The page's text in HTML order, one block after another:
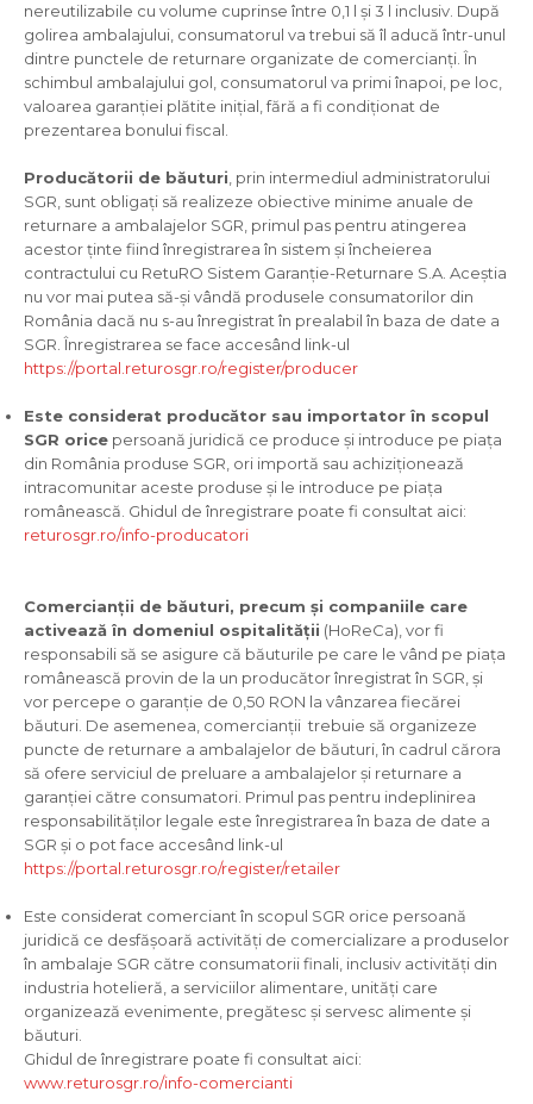
nereutilizabile cu volume cuprinse între 0,1 l şi 3 l inclusiv. După
golirea ambalajului, consumatorul va trebui să îl aducă într-unul
dintre punctele de returnare organizate de comercianți. În
schimbul ambalajului gol, consumatorul va primi înapoi, pe loc,
valoarea garanției plătite inițial, fără a fi condiționat de
prezentarea bonului fiscal.
Producătorii de băuturi , prin intermediul administratorului
SGR, sunt obligați să realizeze obiective minime anuale de
returnare a ambalajelor SGR, primul pas pentru atingerea
acestor ținte fiind înregistrarea în sistem și încheierea
contractului cu RetuRO Sistem Garanție-Returnare S.A. Aceștia
nu vor mai putea să-și vândă produsele consumatorilor din
România dacă nu s-au înregistrat în prealabil în baza de date a
SGR. Înregistrarea se face accesând link-ul
https://portal.returosgr.ro/register/producer
Este considerat producător sau importator în scopul
SGR orice persoană juridică ce produce și introduce pe piața
din România produse SGR, ori importă sau achiziționează
intracomunitar aceste produse și le introduce pe piața
românească. Ghidul de înregistrare poate fi consultat aici:
returosgr.ro/info-producatori
Comercianții de băuturi, precum și companiile care
activează în domeniul ospitalității (HoReCa), vor fi
responsabili să se asigure că băuturile pe care le vând pe piața
românească provin de la un producător înregistrat în SGR, și
vor percepe o garanție de 0,50 RON la vânzarea fiecărei
băuturi. De asemenea, comercianții trebuie să organizeze
puncte de returnare a ambalajelor de băuturi, în cadrul cărora
să ofere serviciul de preluare a ambalajelor și returnare a
garanției către consumatori. Primul pas pentru indeplinirea
responsabilităților legale este înregistrarea în baza de date a
SGR și o pot face accesând link-ul
https://portal.returosgr.ro/register/retailer
Este considerat comerciant în scopul SGR orice persoană
juridică ce desfășoară activităţi de comercializare a produselor
în ambalaje SGR către consumatorii finali, inclusiv activități din
industria hotelieră, a serviciilor alimentare, unităţi care
organizează evenimente, pregătesc şi servesc alimente şi
băuturi.
Ghidul de înregistrare poate fi consultat aici:
www.returosgr.ro/info-comercianti